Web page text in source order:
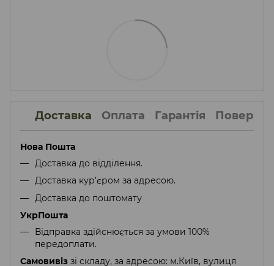
Доставка Оплата Гарантія
Нова Пошта
Доставка до відділення.
Доставка кур’єром за адресою.
Доставка до поштомату
УкрПошта
Відправка здійснюється за умови 100%
передоплати.
Самовивіз зі складу, за адресою: м.Київ, вулиця